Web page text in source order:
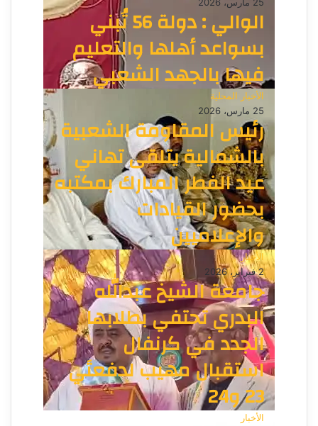
25 مارس، 2026
الوالي : دولة 56 تُبني
بسواعد أهلها والتعليم
فيها بالجهد الشعبي
الأخبار المحلية
25 مارس، 2026
رئيس المقاومة الشعبية
بالشمالية يتلقى تهاني
عيد الفطر المبارك بمكتبه
بحضور القيادات
والإعلاميين
الأخبار
2 فبراير، 2026
جامعة الشيخ عبدالله
البدري تحتفي بطلابها
الجدد في كرنفال
استقبال مهيب لدفعتَي
23 و24
الأخبار